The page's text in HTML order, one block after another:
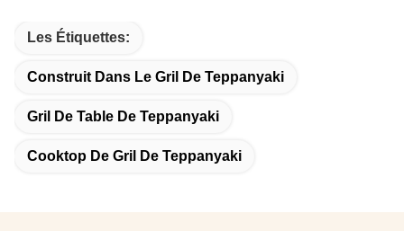
Les Étiquettes:
Construit Dans Le Gril De Teppanyaki
Gril De Table De Teppanyaki
Cooktop De Gril De Teppanyaki